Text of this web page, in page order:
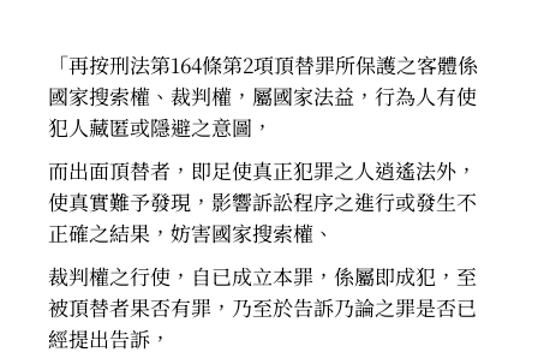
「再按刑法第164條第2項頂替罪所保護之客體係
國家搜索權、裁判權，屬國家法益，行為人有使
犯人藏匿或隱避之意圖，
而出面頂替者，即足使真正犯罪之人逍遙法外，
使真實難予發現，影響訴訟程序之進行或發生不
正確之結果，妨害國家搜索權、
裁判權之行使，自已成立本罪，係屬即成犯，至
被頂替者果否有罪，乃至於告訴乃論之罪是否已
經提出告訴，